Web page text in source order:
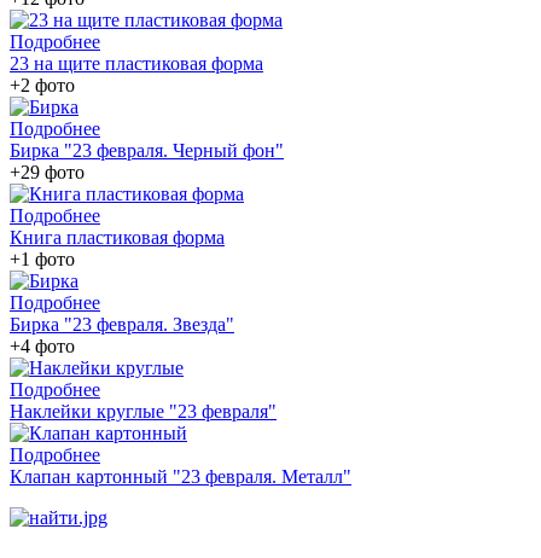
Подробнее
23 на щите пластиковая форма
+2 фото
Подробнее
Бирка "23 февраля. Черный фон"
+29 фото
Подробнее
Книга пластиковая форма
+1 фото
Подробнее
Бирка "23 февраля. Звезда"
+4 фото
Подробнее
Наклейки круглые "23 февраля"
Подробнее
Клапан картонный "23 февраля. Металл"